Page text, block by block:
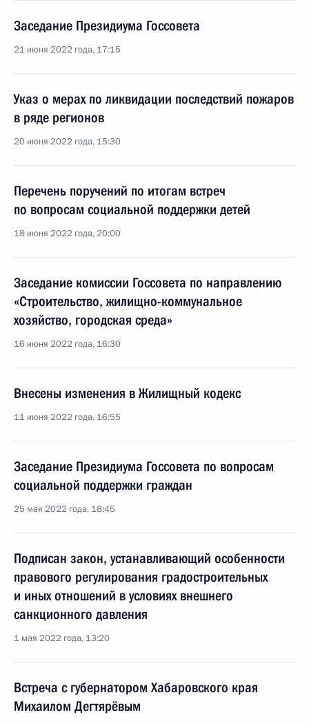
Заседание Президиума Госсовета
21 июня 2022 года, 17:15
Указ о мерах по ликвидации последствий пожаров
в ряде регионов
20 июня 2022 года, 15:30
Перечень поручений по итогам встреч
по вопросам социальной поддержки детей
18 июня 2022 года, 20:00
Заседание комиссии Госсовета по направлению
«Строительство, жилищно-коммунальное
хозяйство, городская среда»
16 июня 2022 года, 16:30
Внесены изменения в Жилищный кодекс
11 июня 2022 года, 16:55
Заседание Президиума Госсовета по вопросам
социальной поддержки граждан
25 мая 2022 года, 18:45
Подписан закон, устанавливающий особенности
правового регулирования градостроительных
и иных отношений в условиях внешнего
санкционного давления
1 мая 2022 года, 13:20
Встреча с губернатором Хабаровского края
Михаилом Дегтярёвым